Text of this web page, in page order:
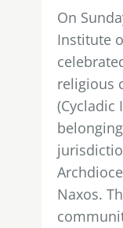
On
Institute
religious
(Cycladic
Naxos.